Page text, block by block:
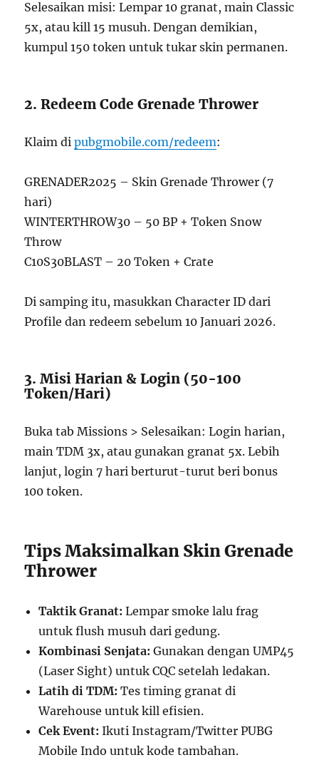
Selesaikan misi: Lempar 10 granat, main Classic
5x, atau kill 15 musuh. Dengan demikian,
kumpul 150 token untuk tukar skin permanen.
2. Redeem Code Grenade Thrower
Klaim dipubgmobile.com/redeem:
GRENADER2025 – Skin Grenade Thrower (7
hari)
WINTERTHROW30 – 50 BP + Token Snow
Throw
C10S30BLAST – 20 Token + Crate
Di samping itu, masukkan Character ID dari
Profile dan redeem sebelum 10 Januari 2026.
3. Misi Harian & Login (50-100
Token/Hari)
Buka tab Missions > Selesaikan: Login harian,
main TDM 3x, atau gunakan granat 5x. Lebih
lanjut, login 7 hari berturut-turut beri bonus
100 token.
Tips Maksimalkan Skin Grenade
Thrower
Taktik Granat: Lempar smoke lalu frag
untuk flush musuh dari gedung.
Kombinasi Senjata: Gunakan dengan UMP45
(Laser Sight) untuk CQC setelah ledakan.
Latih di TDM: Tes timing granat di
Warehouse untuk kill efisien.
Cek Event: Ikuti Instagram/Twitter PUBG
Mobile Indo untuk kode tambahan.